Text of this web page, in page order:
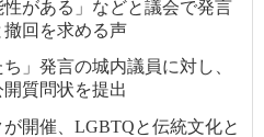
がある」などと議会で発言
撤回を求める声
」発言の城内議員に対し、
質問状を提出
開催、LGBTQと伝統文化と